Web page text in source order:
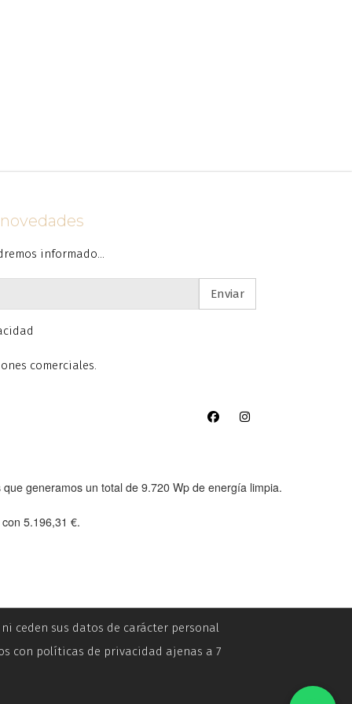
informado...
Enviar
comerciales.
que generamos un total de9.720 Wpde energía limpia.
5.196,31 €.
ceden sus datos de carácter personal
con políticas de privacidad ajenas a 7